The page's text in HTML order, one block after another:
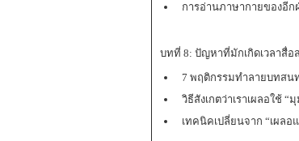
การอ่านภาษากายของอี
บทที่ 8: ปัญหาที่มักเกิดเวลาสื่
7 พฤติกรรมทำลายบทสน
วิธีสังเกตว่าเราเผลอใช้ “
เทคนิคเปลี่ยนจาก “เผลอ